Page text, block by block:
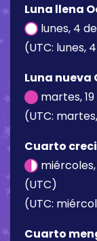
Luna llena
lunes, 4
(UTC: lunes,
Luna nueva
martes,
(UTC:
Cuarto
(UTC)
(UTC:
Cuarto